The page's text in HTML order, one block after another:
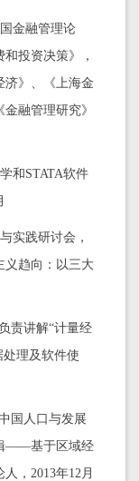
金融管理论
投资决策》，
济》、《上海金
融管理研究》
和STATA软件
实践研讨会，
义趋向：以三大
责讲解“计量经
处理及软件使
国人口与发展
——基于区域经
，2013年12月